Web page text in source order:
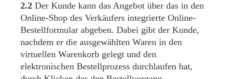
2.2 Der Kunde kann das Angebot über das in den
Online-Shop des Verkäufers integrierte Online-
Bestellformular abgeben. Dabei gibt der Kunde,
nachdem er die ausgewählten Waren in den
virtuellen Warenkorb gelegt und den
elektronischen Bestellprozess durchlaufen hat,